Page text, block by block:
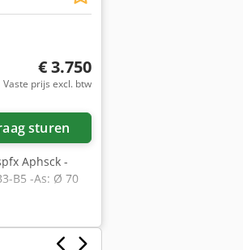
€ 3.750
Vaste prijs excl. btw
sturen
Aphsck -
B5 -As: Ø 70